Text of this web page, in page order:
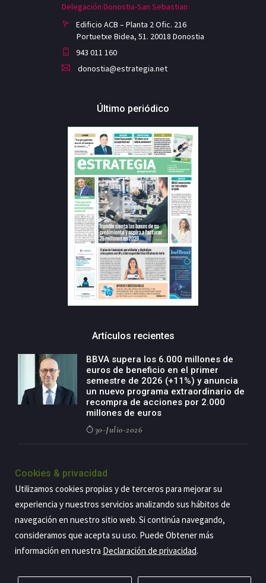
Delegación Donostia-San Sebastian
Edificio ACB – Planta 2 Ofic. 216
Portuetxe Bidea, 51. 20018 Donostia
943 011 160
donostia@estrategia.net
Último periódico
Artículos recientes
BBVA supera los 6.000 millones de
euros de beneficio en el primer
semestre de 2026 (+11%) y anuncia
un nuevo programa extraordinario de
recompra de acciones por 2.000
millones de euros
30-Julio-2026
negocio agro con un modelo global
de especialización presente en siete
países
29-Julio-2026
Cookies & privacidad
Utilizamos cookies propias y de terceros para mejorar su
experiencia y nuestros servicios analizando sus hábitos de
navegación en nuestro sitio web. Si continúa navegando,
consideramos que acepta su uso. Puede Obtener más
información en nuestra Declaración de privacidad.